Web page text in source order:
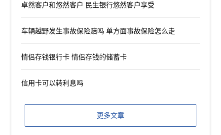
卓然客户和悠然客户 民生银行悠然客户享受
车辆越野发生事故保险赔吗 单方面事故保险怎么走
情侣存钱银行卡 情侣存钱的储蓄卡
信用卡可以转利息吗
更多文章